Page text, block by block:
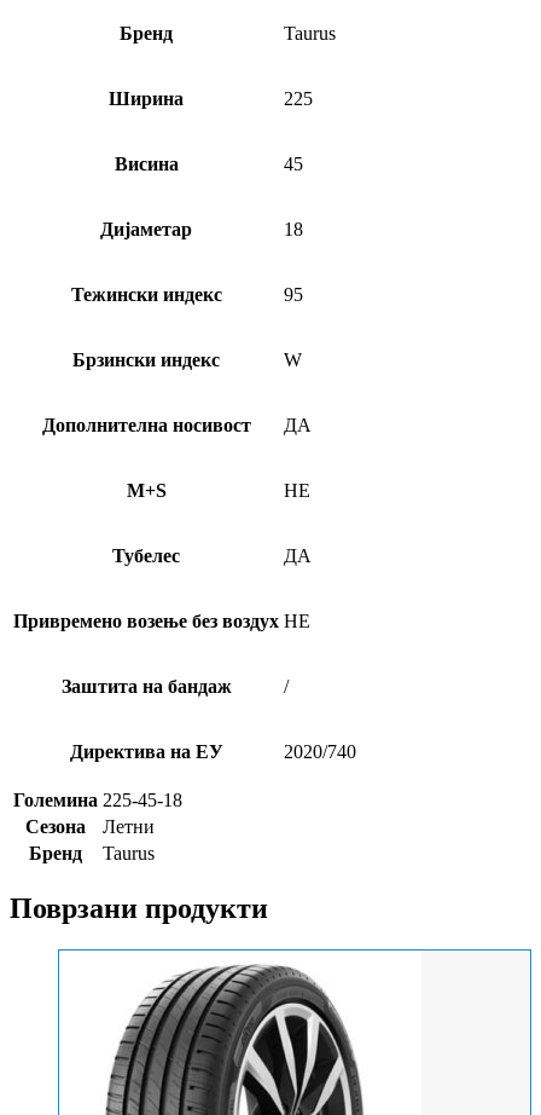
Бренд Taurus
Ширина 225
Висина 45
Дијаметар 18
Тежински индекс 95
Брзински индекс W
Дополнителна носивост ДА
M+S НЕ
Тубелес ДА
Привремено возење без воздух НЕ
Заштита на бандаж /
Директива на ЕУ 2020/740
Големина 225-45-18
Сезона
Летни
Бренд
Taurus
Поврзани продукти